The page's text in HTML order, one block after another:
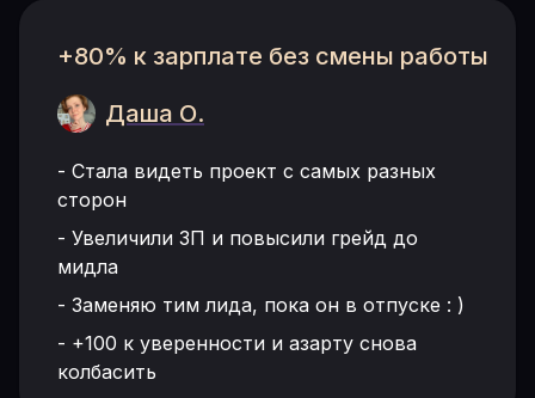
+80% к зарплате без смены работы
Даша О.
- Стала видеть проект с самых разных
сторон
- Увеличили ЗП и повысили грейд до
мидла
- Заменяю тим лида, пока он в отпуске : )
- +100 к уверенности и азарту снова
колбасить